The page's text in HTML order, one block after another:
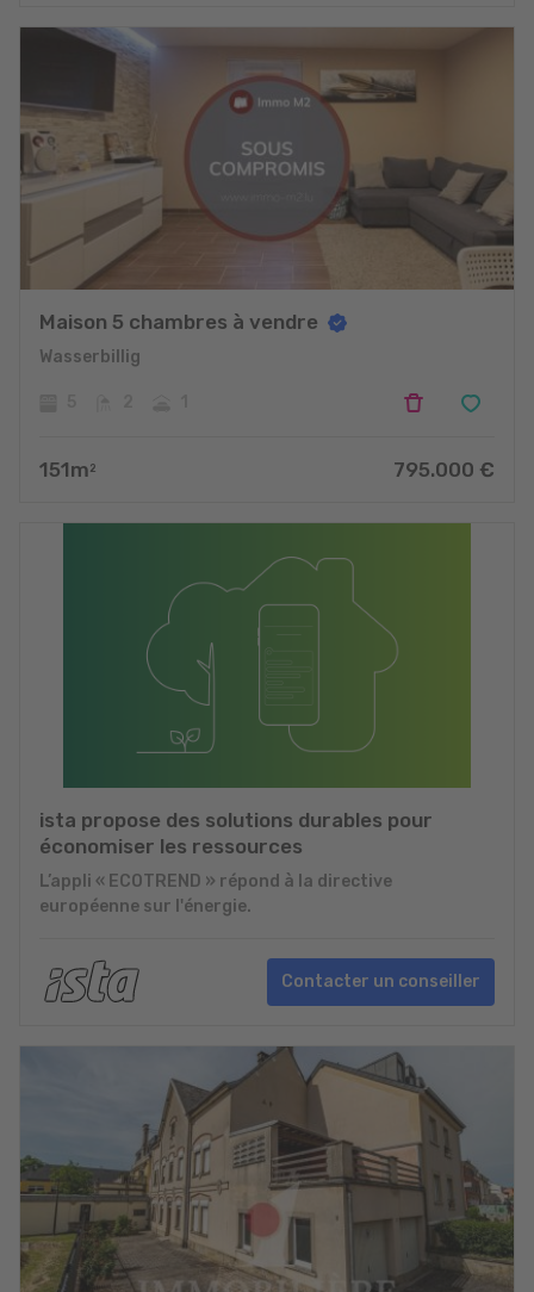
Maison 5 chambres à vendre
Wasserbillig
151m 2 795.000 €
ista propose des solutions durables pour
économiser les ressources
L’appli « ECOTREND » répond à la directive
européenne sur l'énergie.
Contacter un conseiller